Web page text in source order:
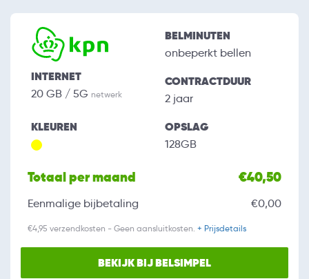
INTERNET
20 GB / 5G netwerk
BELMINUTEN
onbeperkt bellen
CONTRACTDUUR
2 jaar
KLEUREN OPSLAG
128GB
Totaal per maand €40,50
Eenmalige bijbetaling €0,00
€4,95 verzendkosten - Geen aansluitkosten. + Prijsdetails
BEKIJK BIJ BELSIMPEL